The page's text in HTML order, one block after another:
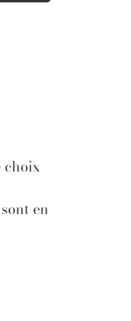
choix
en